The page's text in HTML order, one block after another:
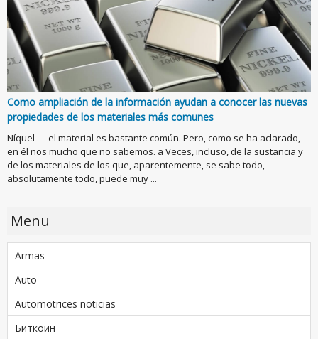
Como ampliación de la información ayudan a conocer las nuevas
propiedades de los materiales más comunes
Níquel — el material es bastante común. Pero, como se ha aclarado,
en él nos mucho que no sabemos. a Veces, incluso, de la sustancia y
de los materiales de los que, aparentemente, se sabe todo,
absolutamente todo, puede muy ...
Menu
Armas
Auto
Automotrices noticias
Биткоин